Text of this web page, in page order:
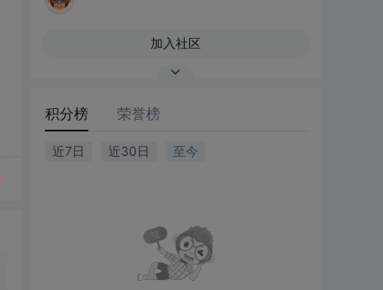
加入社区
积分榜 荣誉榜
近7日 近30日 至今